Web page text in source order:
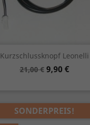
Kurzschlussknopf Leonelli
Verkaufspreis
21,00 € Preis
9,90 €
SONDERPREIS!